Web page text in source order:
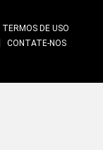
TERMOS DE USO
CONTATE-NOS